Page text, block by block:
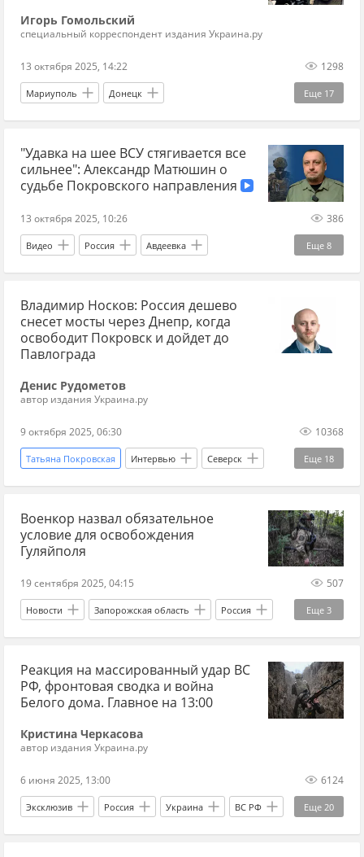
новости СВО новости СВО Россия
Игорь Гомольский
специальный корреспондент издания Украина.ру
13 октября 2025, 14:22 1298
Еще 17
Мариуполь Донецк
Донецкая Народная Республика
Вооруженные силы Украины Украина.ру
"Азов" ДНР Покровск/Красноармейск
огневые позиции фронт пехота
Эксклюзив
"Удавка на шее ВСУ стягивается все
сильнее": Александр Матюшин о
судьбе Покровского направления
13 октября 2025, 10:26 386
Еще 8
Видео Россия Авдеевка
Александр "Варяг" Матюшин
Покровск/Красноармейск
Вооруженные силы Украины ВС РФ
наступление ВС РФ
фронт на Украине сейчас
Владимир Носков: Россия дешево
снесет мосты через Днепр, когда
освободит Покровск и дойдет до
Павлограда
Денис Рудометов
автор издания Украина.ру
9 октября 2025, 06:30 10368
Еще 18
Татьяна Покровская Интервью Северск
Донбасс Красный Лиман
Вооруженные силы Украины ВКС
Покровск/Красноармейск
война на Украине Украина.ру СВО
фронт фронт на Украине сейчас бои
где сейчас идут бои на Украине бои на Украине
Военкор назвал обязательное
условие для освобождения
Гуляйполя
19 сентября 2025, 04:15 507
Еще 3
Новости Запорожская область Россия
Гуляйполе СВО Украина
Реакция на массированный удар ВС
РФ, фронтовая сводка и война
Белого дома. Главное на 13:00
Кристина Черкасова
автор издания Украина.ру
6 июня 2025, 13:00 6124
Еще 20
Эксклюзив Россия Украина ВС РФ
ракетный удар ракетные удары по Украине